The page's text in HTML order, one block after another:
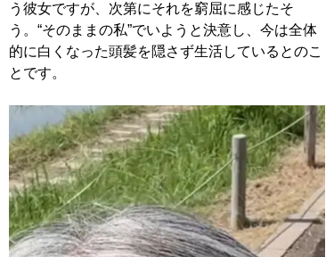
う彼女ですが、次第にそれを窮屈に感じたそ
う。“そのままの私”でいようと決意し、今は全体
的に白くなった頭髪を隠さず生活しているとのこ
とです。